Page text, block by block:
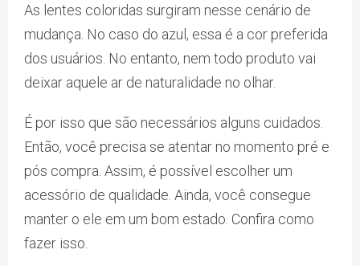
As lentes coloridas surgiram nesse cenário de
mudança. No caso do azul, essa é a cor preferida
dos usuários. No entanto, nem todo produto vai
deixar aquele ar de naturalidade no olhar.
É por isso que são necessários alguns cuidados.
Então, você precisa se atentar no momento pré e
pós compra. Assim, é possível escolher um
acessório de qualidade. Ainda, você consegue
manter o ele em um bom estado. Confira como
fazer isso.